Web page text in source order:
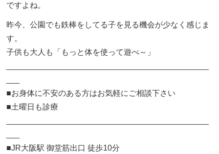
ですよね。
昨今、公園でも鉄棒をしてる子を見る機会が少なく感じま
す。
子供も大人も「もっと体を使って遊べ～」
■お身体に不安のある方はお気軽にご相談下さい
■土曜日も診療
■JR大阪駅 御堂筋出口 徒歩10分